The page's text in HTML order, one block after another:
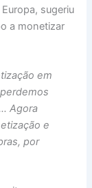
sugeriu
a monetizar
em
Agora
e
por